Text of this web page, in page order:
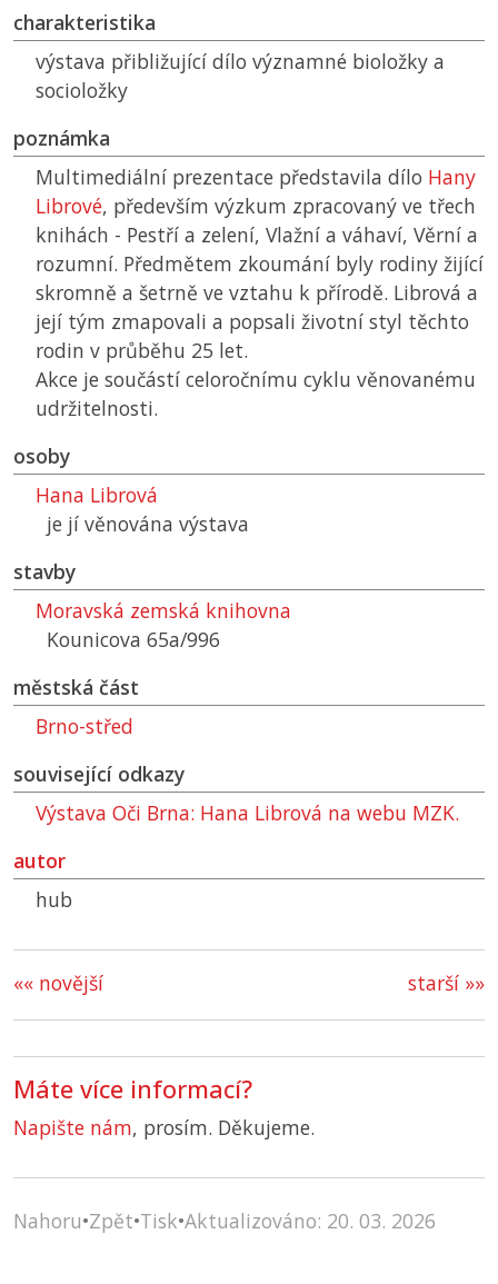
charakteristika
výstava přibližující dílo významné bioložky a
socioložky
poznámka
Multimediální prezentace představila dílo Hany
Librové, především výzkum zpracovaný ve třech
knihách - Pestří a zelení, Vlažní a váhaví, Věrní a
rozumní. Předmětem zkoumání byly rodiny žijící
skromně a šetrně ve vztahu k přírodě. Librová a
její tým zmapovali a popsali životní styl těchto
rodin v průběhu 25 let.
Akce je součástí celoročnímu cyklu věnovanému
udržitelnosti.
osoby
Hana Librová
je jí věnována výstava
stavby
Moravská zemská knihovna
Kounicova 65a/996
městská část
Brno-střed
související odkazy
Výstava Oči Brna: Hana Librová na webu MZK.
autor
hub
starší »»
«« novější
Máte více informací?
Napište nám, prosím. Děkujeme.
Nahoru•Zpět•Tisk•Aktualizováno: 20. 03. 2026